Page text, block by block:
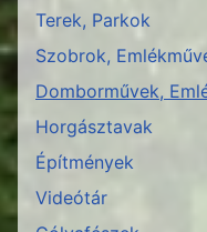
Terek, Parkok
Szobrok,
Domborművek,
Horgásztavak
Építmények
Videótár